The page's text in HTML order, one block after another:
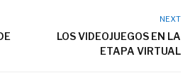
NEXT
LOS VIDEOJUEGOS EN LA
ETAPA VIRTUAL